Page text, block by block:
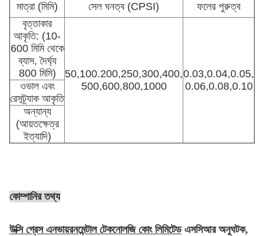
মাত্রা (মিমি)
সেল ঘনত্ব (CPSI)
ফলের পুরুত্ব
বৃত্তাকার
আকৃতি: (10-
600 মিমি থেকে
ব্যাস, দৈর্ঘ্য
800 মিমি)
50,100.200,250,300,400,
500,600,800,1000
0.03,0.04,0.05,
0.06,0.08,0.10
ওভাল এবং
রেসট্র্যাক আকৃতি
অন্যান্য
(আয়তক্ষেত্র
ইত্যাদি)
কোম্পানির তথ্য
উক্সি গ্রেস এনভায়রনমেন্টাল টেকনোলজি কোং লিমিটেডএসসিআর অনুঘটক,